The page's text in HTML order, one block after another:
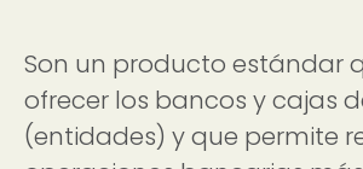
Son un producto estándar
ofrecer los bancos y cajas
(entidades) y que permite